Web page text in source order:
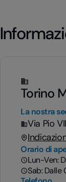
Torino
La nostra
Via Pio
Orario di
Lun-Ven:
Sab: Dalle